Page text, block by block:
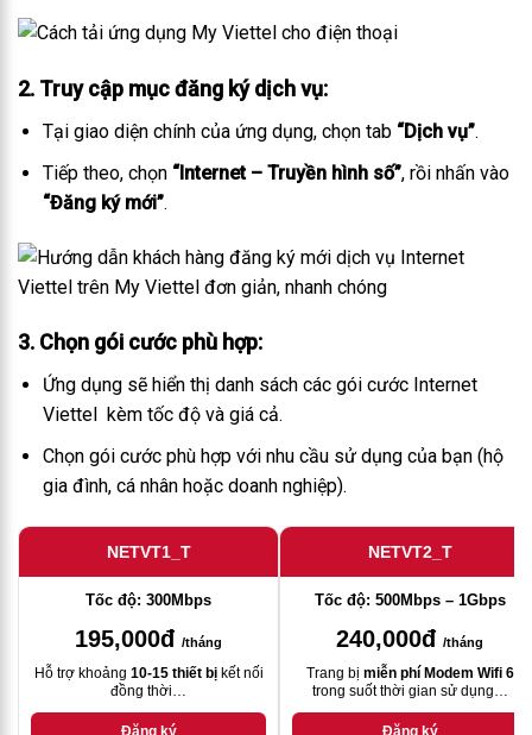
2. Truy cập mục đăng ký dịch vụ:
Tại giao diện chính của ứng dụng, chọn tab “Dịch vụ”.
Tiếp theo, chọn “Internet – Truyền hình số”, rồi nhấn vào
“Đăng ký mới”.
3. Chọn gói cước phù hợp:
Ứng dụng sẽ hiển thị danh sách các gói cước Internet
Viettel kèm tốc độ và giá cả.
Chọn gói cước phù hợp với nhu cầu sử dụng của bạn (hộ
gia đình, cá nhân hoặc doanh nghiệp).
NETVT1_T
Tốc độ: 300Mbps
195,000đ /tháng
Hỗ trợ khoảng 10-15 thiết bịkết nối
đồng thời…
Đăng ký
NETVT2_T
Tốc độ: 500Mbps – 1Gbps
240,000đ /tháng
Trang bị miễn phí Modem Wifi 6
trong suốt thời gian sử dụng…
Đăng ký